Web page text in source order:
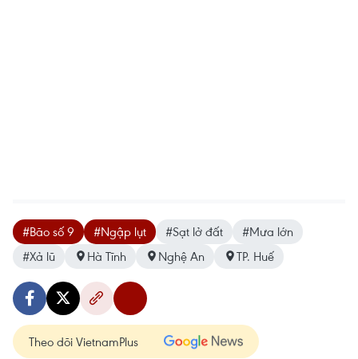
#Bão số 9 #Ngập lụt #Sạt lở đất
#Mưa lớn
#Xả lũ
Hà Tĩnh Nghệ An TP. Huế
Theo dõi VietnamPlus